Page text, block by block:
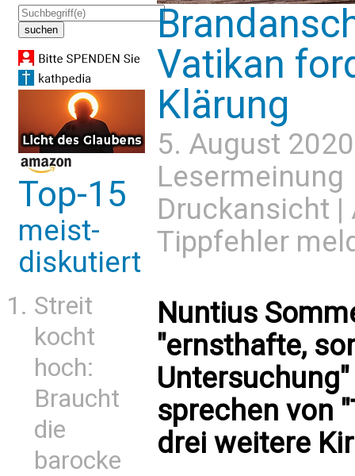
Top-15
meist-
diskutiert
Streit
kocht
hoch:
Braucht
die
barocke
Vatikan
Klärung
5. August
Lesermeinung
Druckansicht |
Tippfehler
Nuntius
"ernsthafte,
sprechen von
drei weitere